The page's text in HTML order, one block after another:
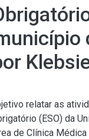
relatar as
(ESO) da
de Clínica